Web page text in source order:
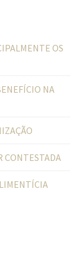
OS
NA
CONTESTADA